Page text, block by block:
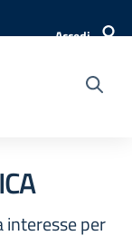
Accedi
interesse per